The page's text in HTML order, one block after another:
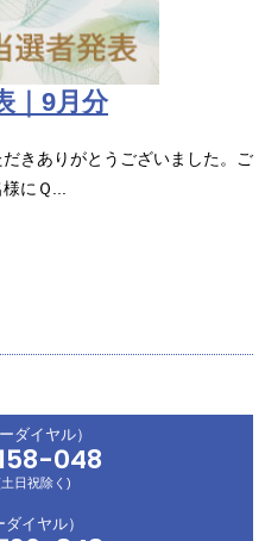
｜9月分
きありがとうございました。ご
にＱ...
ダイヤル）
048
日祝除く)
イヤル）